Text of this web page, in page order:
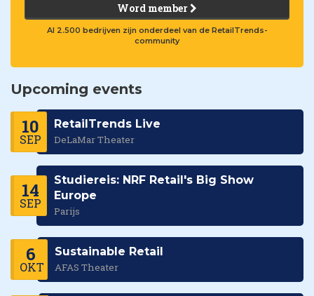
Word member
Al 2.500 bedrijven zijn onderdeel van de RetailTrends-
community
Upcoming events
10
SEP
RetailTrends Live
DeLaMar Theater
14
SEP
Studiereis: NRF Retail's Big Show
Europe
Parijs
6
OKT
Sustainable Retail
AFAS Theater